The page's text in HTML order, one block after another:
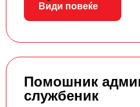
Види повеќе
Помошник
службеник